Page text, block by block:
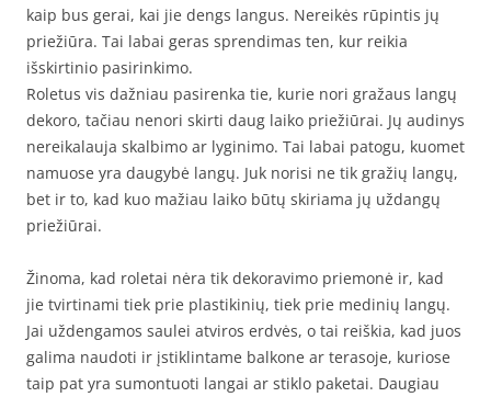
kaip bus gerai, kai jie dengs langus. Nereikės rūpintis jų
priežiūra. Tai labai geras sprendimas ten, kur reikia
išskirtinio pasirinkimo.
Roletus vis dažniau pasirenka tie, kurie nori gražaus langų
dekoro, tačiau nenori skirti daug laiko priežiūrai. Jų audinys
nereikalauja skalbimo ar lyginimo. Tai labai patogu, kuomet
namuose yra daugybė langų. Juk norisi ne tik gražių langų,
bet ir to, kad kuo mažiau laiko būtų skiriama jų uždangų
priežiūrai.
Žinoma, kad roletai nėra tik dekoravimo priemonė ir, kad
jie tvirtinami tiek prie plastikinių, tiek prie medinių langų.
Jai uždengamos saulei atviros erdvės, o tai reiškia, kad juos
galima naudoti ir įstiklintame balkone ar terasoje, kuriose
taip pat yra sumontuoti langai ar stiklo paketai. Daugiau